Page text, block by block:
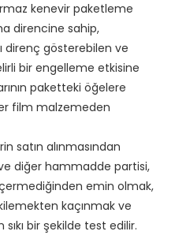
kenevir paketleme
direncine sahip,
direnç gösterebilen ve
bir engelleme etkisine
paketteki öğelere
film malzemeden
satın alınmasından
diğer hammadde partisi,
emin olmak,
kaçınmak ve
bir şekilde test edilir.